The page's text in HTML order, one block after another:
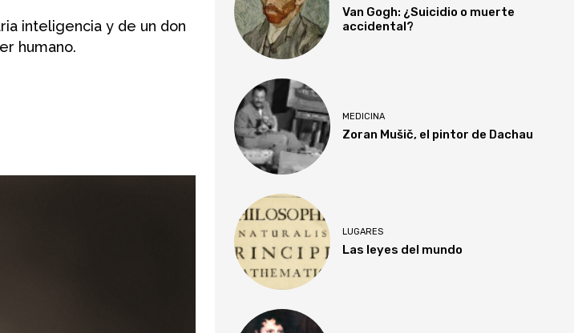
inteligencia y de un don
humano.
Van Gogh: ¿Suicidio o muerte
accidental?
MEDICINA
Zoran Mušič, el pintor de Dachau
LUGARES
Las leyes del mundo